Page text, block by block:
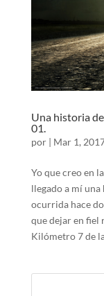
Una historia
01.
por | Mar 1,
Yo que creo en
llegado a mí
ocurrida hace
que dejar en fiel
Kilómetro 7 de